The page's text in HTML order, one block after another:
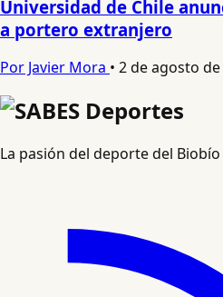
Universidad de Chile
a portero extranjero
Por Javier Mora • 2 de agosto de
La pasión del deporte del Biobío